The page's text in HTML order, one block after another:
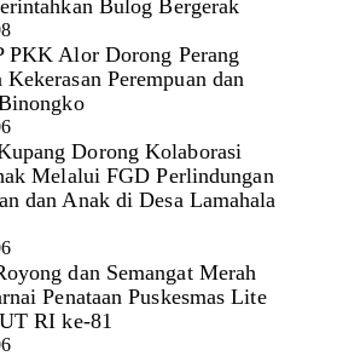
Bulog Bergerak
PKK Alor Dorong Perang
Perempuan dan
Dorong Kolaborasi
Melalui FGD Perlindungan
dan Anak di Desa Lamahala
dan Semangat Merah
Penataan Puskesmas Lite
RI ke-81